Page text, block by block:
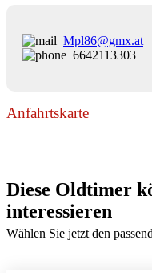
Mpl86@gmx.at
6642113303
Anfahrtskarte
Diese Oldtimer
interessieren
Wählen Sie jetzt den